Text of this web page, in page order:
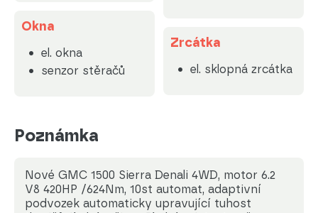
Okna
el. okna
senzor stěračů
Zrcátka
el. sklopná zrcátka
Poznámka
Nové GMC 1500 Sierra Denali 4WD, motor 6.2
V8 420HP /624Nm, 10st automat, adaptivní
podvozek automaticky upravující tuhost